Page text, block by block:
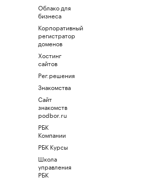
Облако для
бизнеса
Корпоративный
регистратор
доменов
Хостинг
сайтов
Рег.решения
Знакомства
Сайт
знакомств
podbor.ru
РБК
Компании
РБК Курсы
Школа
управления
РБК